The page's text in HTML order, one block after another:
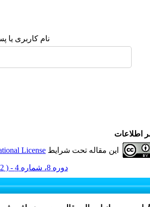
نام کاربری یا
اطلاعات
این مقاله تحت شرایط License
دوره 8، شماره 4 - ( 12-1399 )